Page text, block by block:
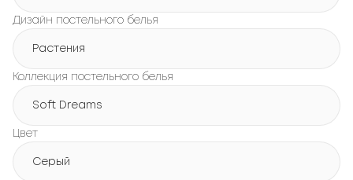
Дизайн постельного белья
Растения
Коллекция постельного белья
Soft Dreams
Цвет
Серый